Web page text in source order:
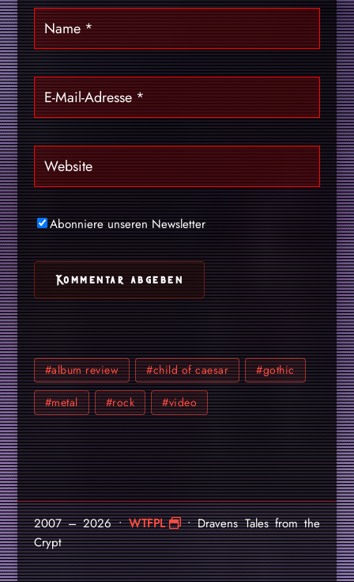
Abonniere unseren Newsletter
#album review #child of caesar #gothic
#metal #rock #video
2007 – 2026 •WTFPL
• Dravens Tales from the
Crypt